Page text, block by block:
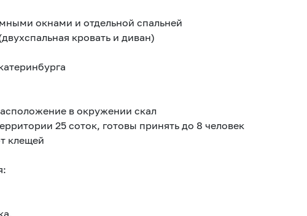
окнами и отдельной спальней
кровать и диван)
в окружении скал
25 соток, готовы принять до 8 человек
клещей